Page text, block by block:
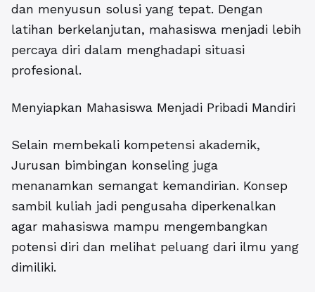
dan menyusun solusi yang tepat. Dengan
latihan berkelanjutan, mahasiswa menjadi lebih
percaya diri dalam menghadapi situasi
profesional.
Menyiapkan Mahasiswa Menjadi Pribadi Mandiri
Selain membekali kompetensi akademik,
Jurusan bimbingan konseling juga
menanamkan semangat kemandirian. Konsep
sambil kuliah jadi pengusaha diperkenalkan
agar mahasiswa mampu mengembangkan
potensi diri dan melihat peluang dari ilmu yang
dimiliki.